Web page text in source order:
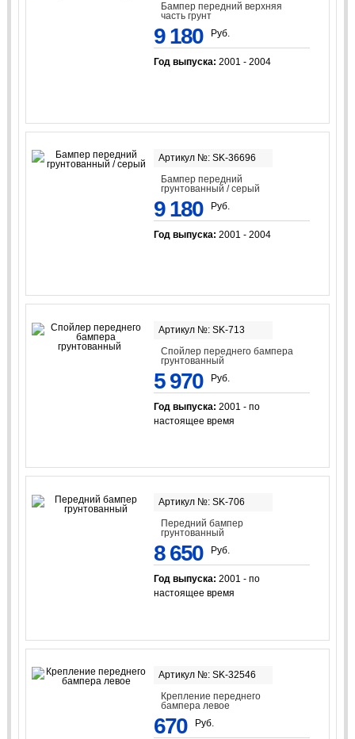
Бампер передний верхняя
часть грунт
9 180 Руб.
Год выпуска: 2001 - 2004
Артикул №: SK-36696
Бампер передний
грунтованный / серый
9 180 Руб.
Год выпуска: 2001 - 2004
Артикул №: SK-713
Спойлер переднего бампера
грунтованный
5 970 Руб.
Год выпуска: 2001 - по
настоящее время
Артикул №: SK-706
Передний бампер
грунтованный
8 650 Руб.
Год выпуска: 2001 - по
настоящее время
Артикул №: SK-32546
Крепление переднего
бампера левое
670 Руб.